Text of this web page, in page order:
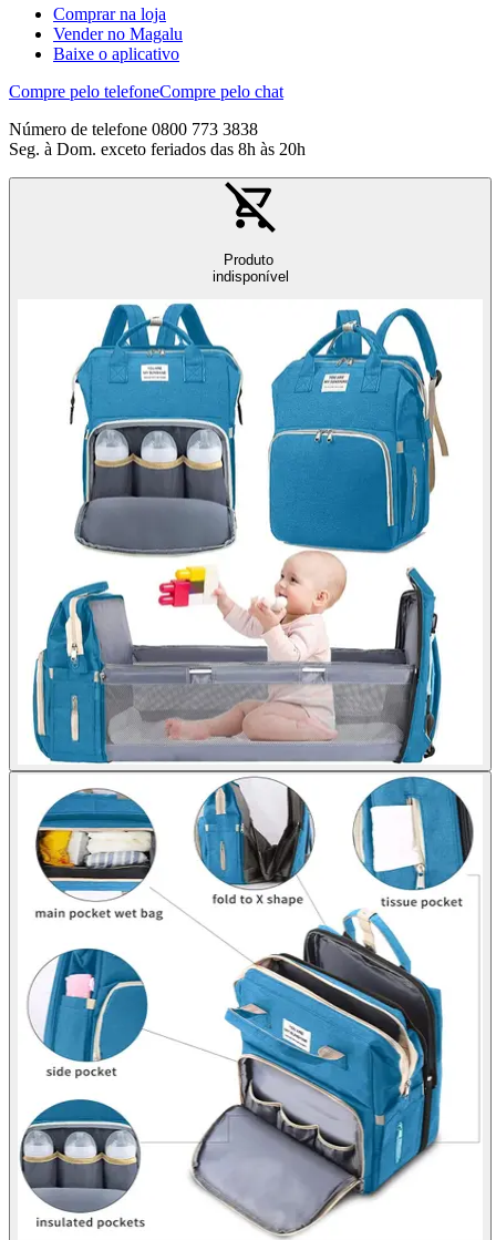
Comprar na loja
Vender no Magalu
Baixe o aplicativo
Compre pelo telefoneCompre pelo chat
Número de telefone 0800 773 3838
Seg. à Dom. exceto feriados das 8h às 20h
Produto
indisponível